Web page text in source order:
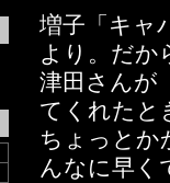
増子「キャ
より。だか
津田さんが
てくれたと
ちょっと
んなに早く